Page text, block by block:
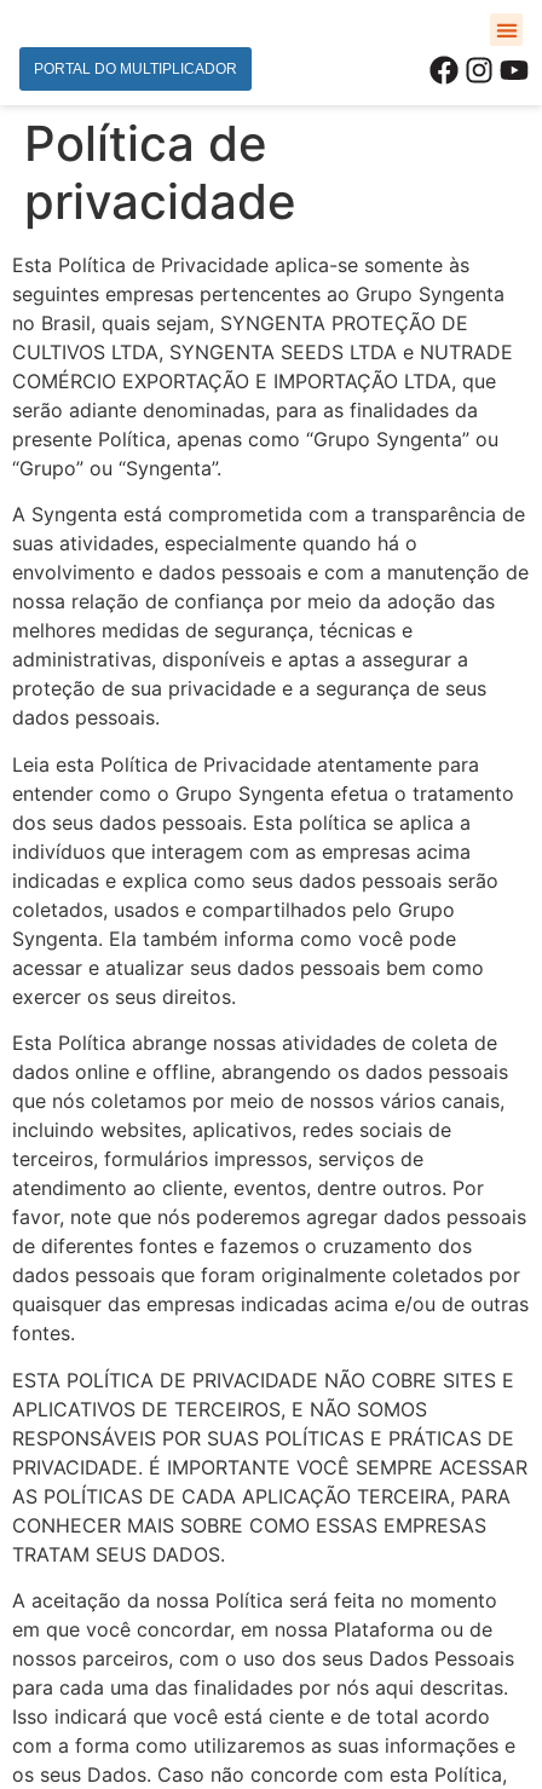
PORTAL DO MULTIPLICADOR
Política de
privacidade
Esta Política de Privacidade aplica-se somente às
seguintes empresas pertencentes ao Grupo Syngenta
no Brasil, quais sejam, SYNGENTA PROTEÇÃO DE
CULTIVOS LTDA, SYNGENTA SEEDS LTDA e NUTRADE
COMÉRCIO EXPORTAÇÃO E IMPORTAÇÃO LTDA, que
serão adiante denominadas, para as finalidades da
presente Política, apenas como “Grupo Syngenta” ou
“Grupo” ou “Syngenta”.
A Syngenta está comprometida com a transparência de
suas atividades, especialmente quando há o
envolvimento e dados pessoais e com a manutenção de
nossa relação de confiança por meio da adoção das
melhores medidas de segurança, técnicas e
administrativas, disponíveis e aptas a assegurar a
proteção de sua privacidade e a segurança de seus
dados pessoais.
Leia esta Política de Privacidade atentamente para
entender como o Grupo Syngenta efetua o tratamento
dos seus dados pessoais. Esta política se aplica a
indivíduos que interagem com as empresas acima
indicadas e explica como seus dados pessoais serão
coletados, usados e compartilhados pelo Grupo
Syngenta. Ela também informa como você pode
acessar e atualizar seus dados pessoais bem como
exercer os seus direitos.
Esta Política abrange nossas atividades de coleta de
dados online e offline, abrangendo os dados pessoais
que nós coletamos por meio de nossos vários canais,
incluindo websites, aplicativos, redes sociais de
terceiros, formulários impressos, serviços de
atendimento ao cliente, eventos, dentre outros. Por
favor, note que nós poderemos agregar dados pessoais
de diferentes fontes e fazemos o cruzamento dos
dados pessoais que foram originalmente coletados por
quaisquer das empresas indicadas acima e/ou de outras
fontes.
ESTA POLÍTICA DE PRIVACIDADE NÃO COBRE SITES E
APLICATIVOS DE TERCEIROS, E NÃO SOMOS
RESPONSÁVEIS POR SUAS POLÍTICAS E PRÁTICAS DE
PRIVACIDADE. É IMPORTANTE VOCÊ SEMPRE ACESSAR
AS POLÍTICAS DE CADA APLICAÇÃO TERCEIRA, PARA
CONHECER MAIS SOBRE COMO ESSAS EMPRESAS
TRATAM SEUS DADOS.
A aceitação da nossa Política será feita no momento
em que você concordar, em nossa Plataforma ou de
nossos parceiros, com o uso dos seus Dados Pessoais
para cada uma das finalidades por nós aqui descritas.
Isso indicará que você está ciente e de total acordo
com a forma como utilizaremos as suas informações e
os seus Dados. Caso não concorde com esta Política,